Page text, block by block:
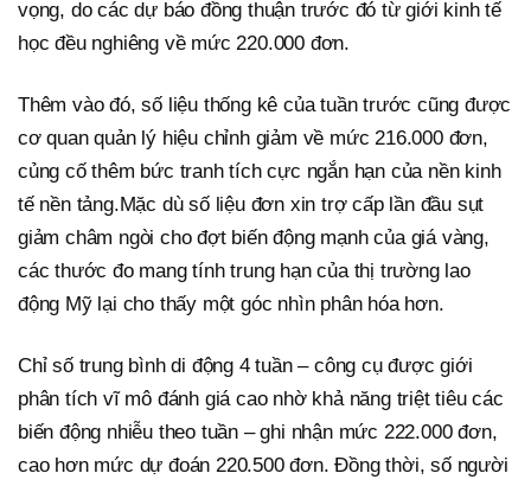
vọng, do các dự báo đồng thuận trước đó từ giới kinh tế
học đều nghiêng về mức 220.000 đơn.
Thêm vào đó, số liệu thống kê của tuần trước cũng được
cơ quan quản lý hiệu chỉnh giảm về mức 216.000 đơn,
củng cố thêm bức tranh tích cực ngắn hạn của nền kinh
tế nền tảng.Mặc dù số liệu đơn xin trợ cấp lần đầu sụt
giảm châm ngòi cho đợt biến động mạnh của giá vàng,
các thước đo mang tính trung hạn của thị trường lao
động Mỹ lại cho thấy một góc nhìn phân hóa hơn.
Chỉ số trung bình di động 4 tuần – công cụ được giới
phân tích vĩ mô đánh giá cao nhờ khả năng triệt tiêu các
biến động nhiễu theo tuần – ghi nhận mức 222.000 đơn,
cao hơn mức dự đoán 220.500 đơn. Đồng thời, số người